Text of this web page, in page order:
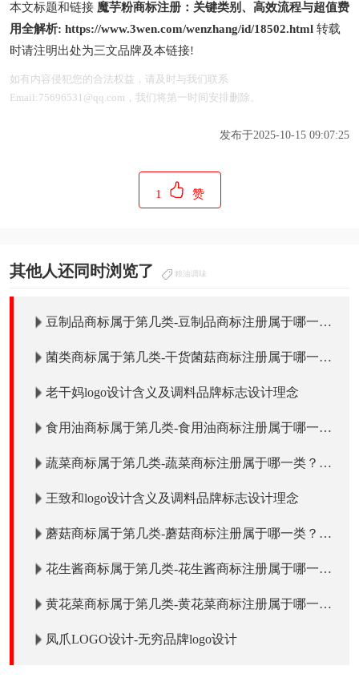
本文标题和链接 魔芋粉商标注册：关键类别、高效流程与超值费
用全解析: https://www.3wen.com/wenzhang/id/18502.html 转载
时请注明出处为三文品牌及本链接!
如有内容侵犯您的合法权益，请及时与我们联系
Email:75696531@qq.com，我们将第一时间安排删除。
发布于2025-10-15 09:07:25
1 赞
其他人还同时浏览了 粮油调味
豆制品商标属于第几类-豆制品商标注册属于哪一
菌类商标属于第几类-干货菌菇商标注册属于哪一
老干妈logo设计含义及调料品牌标志设计理念
食用油商标属于第几类-食用油商标注册属于哪一
蔬菜商标属于第几类-蔬菜商标注册属于哪一类？
王致和logo设计含义及调料品牌标志设计理念
蘑菇商标属于第几类-蘑菇商标注册属于哪一类？
花生酱商标属于第几类-花生酱商标注册属于哪一
黄花菜商标属于第几类-黄花菜商标注册属于哪一
凤爪LOGO设计-无穷品牌logo设计